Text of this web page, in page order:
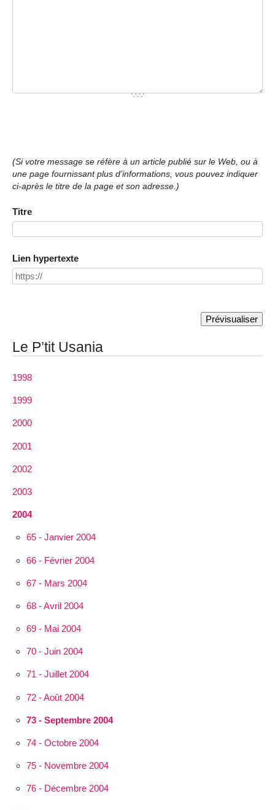
(Si votre message se réfère à un article publié sur le Web, ou à
une page fournissant plus d’informations, vous pouvez indiquer
ci-après le titre de la page et son adresse.)
Titre
Lien hypertexte
Le P’tit Usania
1998
1999
2000
2001
2002
2003
2004
65 - Janvier 2004
66 - Février 2004
67 - Mars 2004
68 - Avril 2004
69 - Mai 2004
70 - Juin 2004
71 - Juillet 2004
72 - Août 2004
73 - Septembre 2004
74 - Octobre 2004
75 - Novembre 2004
76 - Décembre 2004